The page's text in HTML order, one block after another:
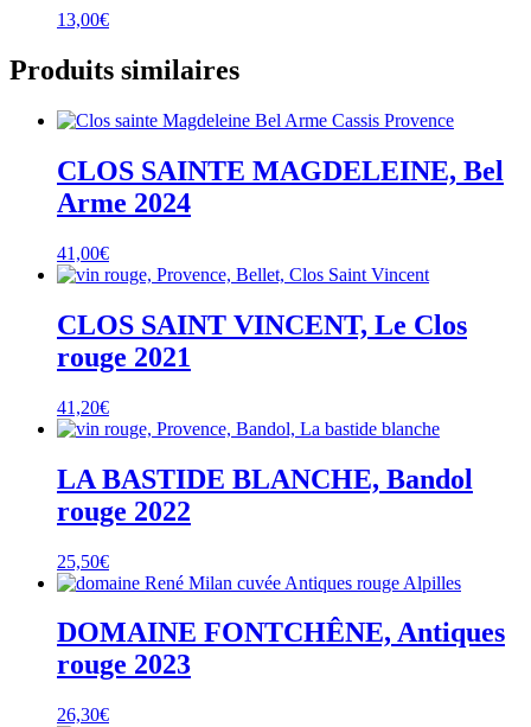
13,00€
Produits similaires
CLOS SAINTE MAGDELEINE, Bel
Arme 2024
41,00€
CLOS SAINT VINCENT, Le Clos
rouge 2021
41,20€
LA BASTIDE BLANCHE, Bandol
rouge 2022
25,50€
DOMAINE FONTCHÊNE, Antiques
rouge 2023
26,30€